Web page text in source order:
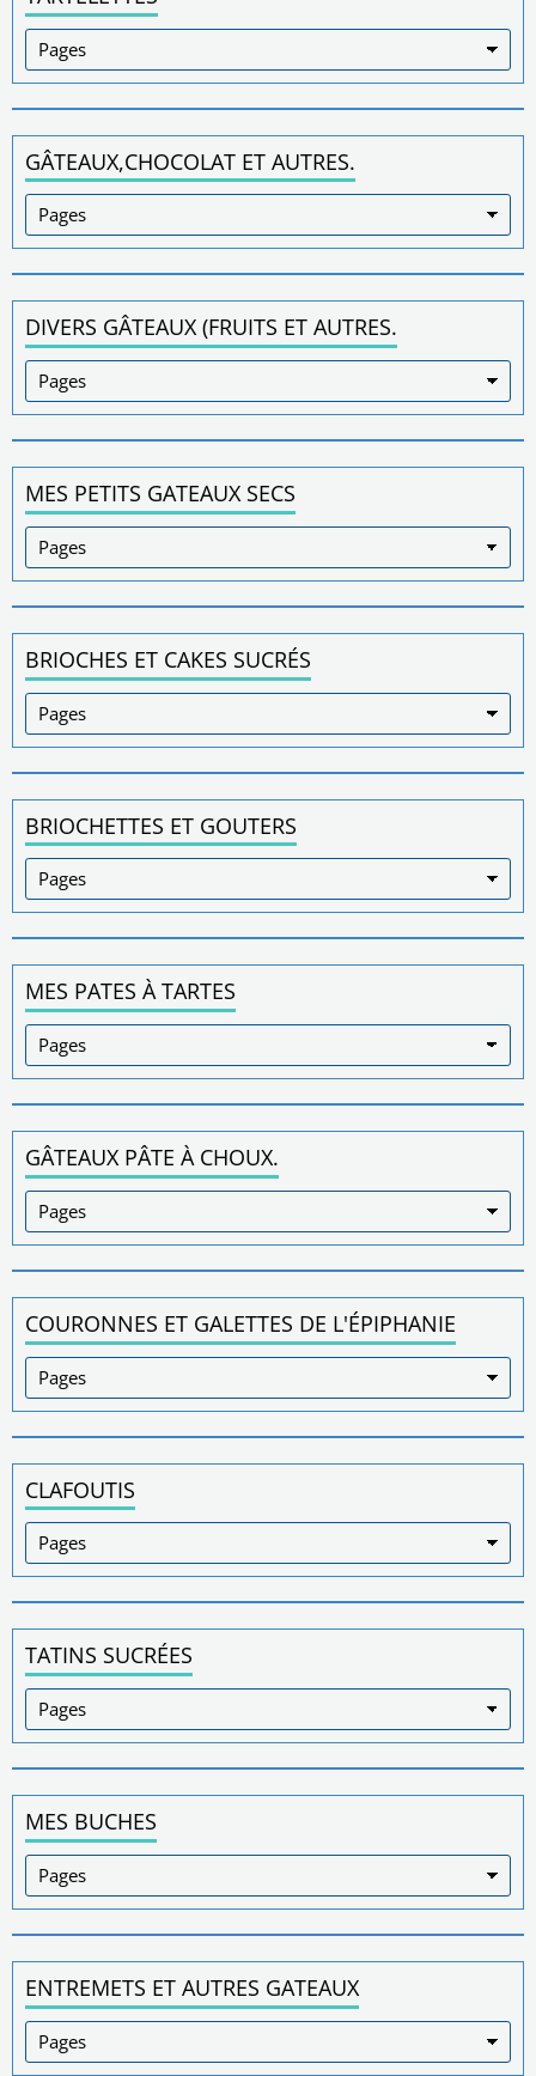
GÂTEAUX,CHOCOLAT ET AUTRES.
DIVERS GÂTEAUX (FRUITS ET AUTRES.
MES PETITS GATEAUX SECS
BRIOCHES ET CAKES SUCRÉS
BRIOCHETTES ET GOUTERS
MES PATES À TARTES
GÂTEAUX PÂTE À CHOUX.
COURONNES ET GALETTES DE L'ÉPIPHANIE
CLAFOUTIS
TATINS SUCRÉES
MES BUCHES
ENTREMETS ET AUTRES GATEAUX